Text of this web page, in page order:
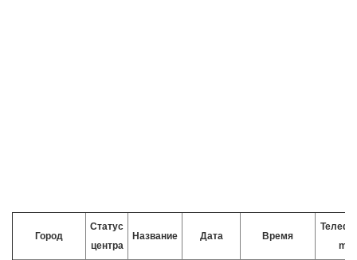
Город
Статус
центра
Название Дата Время
mail